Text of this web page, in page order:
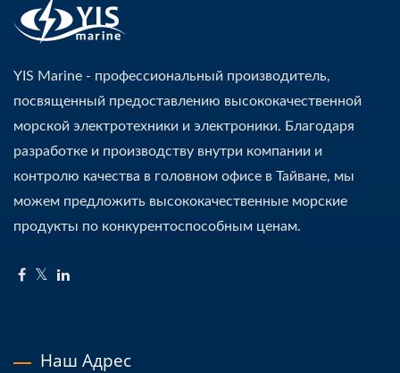
YIS Marine - профессиональный производитель,
посвященный предоставлению высококачественной
морской электротехники и электроники. Благодаря
разработке и производству внутри компании и
контролю качества в головном офисе в Тайване, мы
можем предложить высококачественные морские
продукты по конкурентоспособным ценам.
Наш Адрес